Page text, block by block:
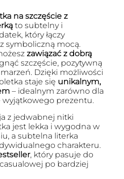
na szczęście z
to subtelny i
który łączy
symboliczną mocą.
zawiązać z dobrą
szczęście, pozytywną
Dzięki możliwości
staje się unikalnym,
– idealnym zarówno dla
wyjątkowego prezentu.
z jedwabnej nitki
jest lekka i wygodna w
a subtelna literka
charakteru.
, który pasuje do
po bardziej